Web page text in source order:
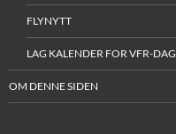
FLYNYTT
LAG KALENDER FOR VFR-DAG
OM DENNE SIDEN